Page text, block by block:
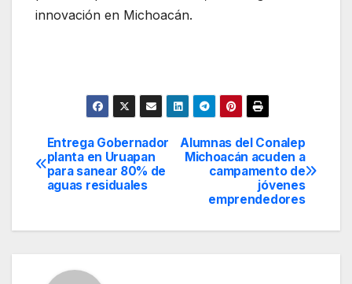
innovación en Michoacán.
Navegación
de
Alumnas del Conalep
Michoacán acuden a
campamento de
jóvenes
emprendedores
Entrega Gobernador
planta en Uruapan
para sanear 80% de
aguas residuales